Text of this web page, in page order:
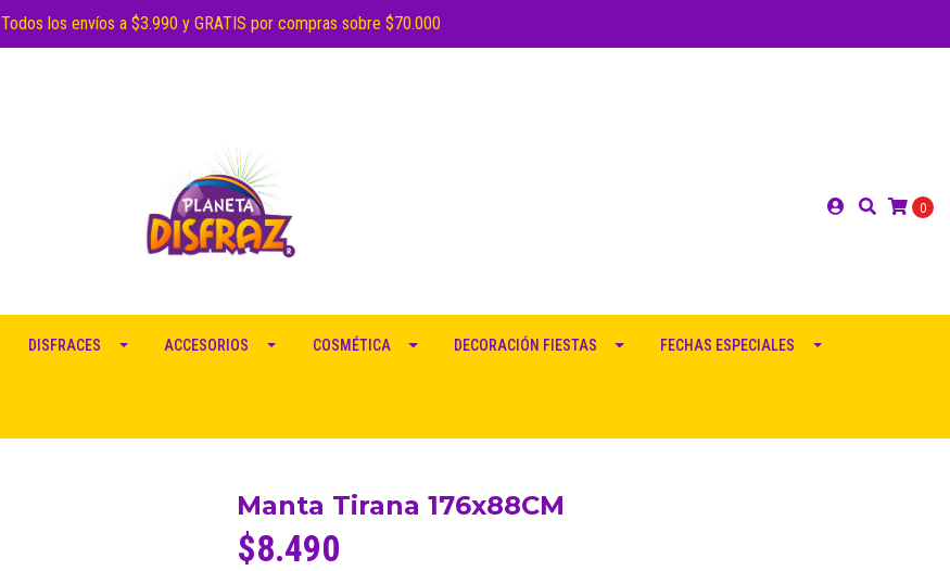
Todos los envíos a $3.990 y GRATIS por compras sobre $70.000
0
DISFRACES ACCESORIOS COSMÉTICA DECORACIÓN FIESTAS FECHAS ESPECIALES
Manta Tirana 176x88CM
$8.490